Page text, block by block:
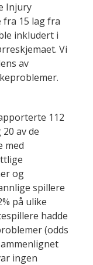
Injury
fra 15 lag fra
inkludert i
Vi
av
112
av de
med
og
spillere
på ulike
hadde
(odds
ingen